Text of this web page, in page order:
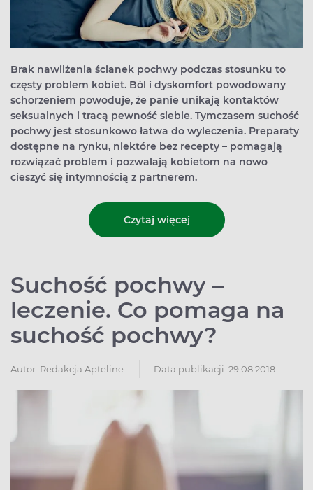
Brak nawilżenia ścianek pochwy podczas stosunku to
częsty problem kobiet. Ból i dyskomfort powodowany
schorzeniem powoduje, że panie unikają kontaktów
seksualnych i tracą pewność siebie. Tymczasem suchość
pochwy jest stosunkowo łatwa do wyleczenia. Preparaty
dostępne na rynku, niektóre bez recepty – pomagają
rozwiązać problem i pozwalają kobietom na nowo
cieszyć się intymnością z partnerem.
Czytaj więcej
Suchość pochwy –
leczenie. Co pomaga na
suchość pochwy?
Autor: Redakcja Apteline Data publikacji: 29.08.2018